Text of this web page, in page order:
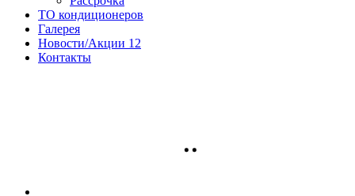
ТО кондиционеров
Галерея
Новости/Акции 12
Контакты